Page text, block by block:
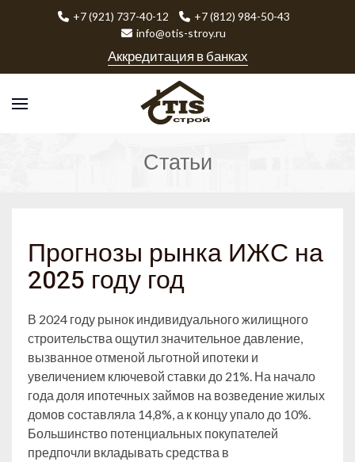
+7 (921) 737-40-12
+7 (812) 984-50-43
info@otis-stroy.ru
Аккредитация в банках
Статьи
Прогнозы рынка ИЖС на
2025 году год
В 2024 году рынок индивидуального жилищного
строительства ощутил значительное давление,
вызванное отменой льготной ипотеки и
увеличением ключевой ставки до 21%. На начало
года доля ипотечных займов на возведение жилых
домов составляла 14,8%, а к концу упало до 10%.
Большинство потенциальных покупателей
предпочли вкладывать средства в